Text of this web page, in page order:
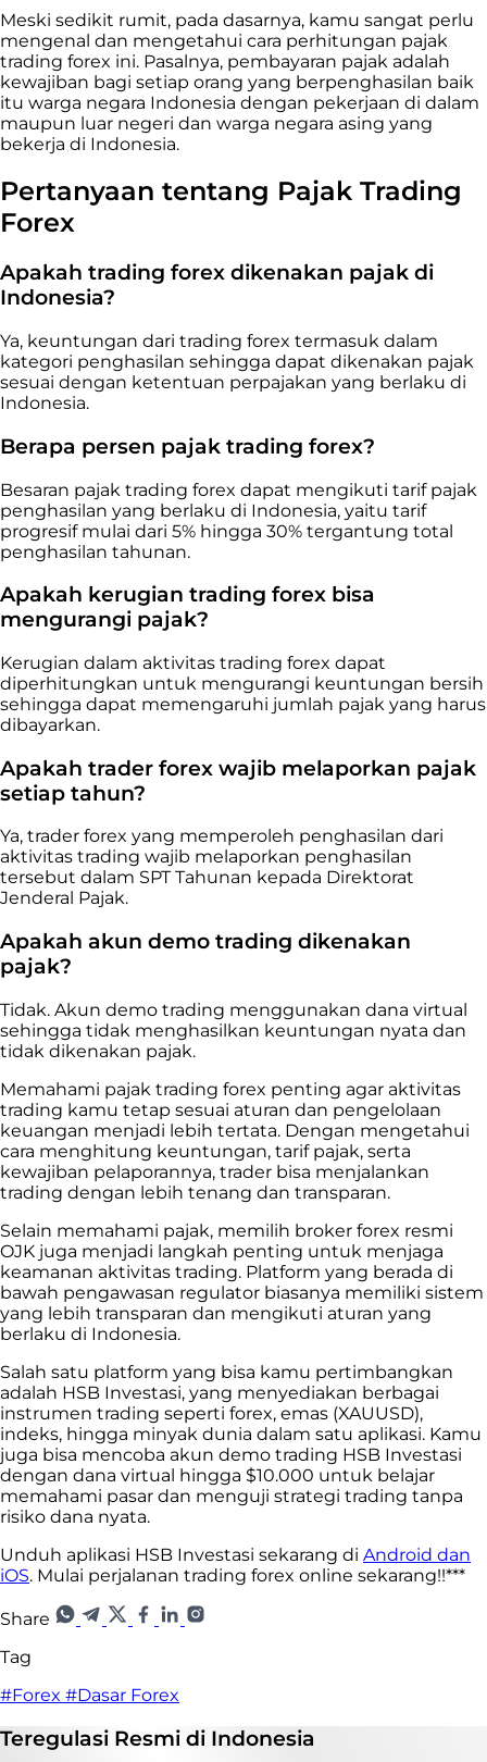
Meski sedikit rumit, pada dasarnya, kamu sangat perlu
mengenal dan mengetahui cara perhitungan pajak
trading forex ini. Pasalnya, pembayaran pajak adalah
kewajiban bagi setiap orang yang berpenghasilan baik
itu warga negara Indonesia dengan pekerjaan di dalam
maupun luar negeri dan warga negara asing yang
bekerja di Indonesia.
Pertanyaan tentang Pajak Trading
Forex
Apakah trading forex dikenakan pajak di
Indonesia?
Ya, keuntungan dari trading forex termasuk dalam
kategori penghasilan sehingga dapat dikenakan pajak
sesuai dengan ketentuan perpajakan yang berlaku di
Indonesia.
Berapa persen pajak trading forex?
Besaran pajak trading forex dapat mengikuti tarif pajak
penghasilan yang berlaku di Indonesia, yaitu tarif
progresif mulai dari 5% hingga 30% tergantung total
penghasilan tahunan.
Apakah kerugian trading forex bisa
mengurangi pajak?
Kerugian dalam aktivitas trading forex dapat
diperhitungkan untuk mengurangi keuntungan bersih
sehingga dapat memengaruhi jumlah pajak yang harus
dibayarkan.
Apakah trader forex wajib melaporkan pajak
setiap tahun?
Ya, trader forex yang memperoleh penghasilan dari
aktivitas trading wajib melaporkan penghasilan
tersebut dalam SPT Tahunan kepada Direktorat
Jenderal Pajak.
Apakah akun demo trading dikenakan
pajak?
Tidak. Akun demo trading menggunakan dana virtual
sehingga tidak menghasilkan keuntungan nyata dan
tidak dikenakan pajak.
Memahami pajak trading forex penting agar aktivitas
trading kamu tetap sesuai aturan dan pengelolaan
keuangan menjadi lebih tertata. Dengan mengetahui
cara menghitung keuntungan, tarif pajak, serta
kewajiban pelaporannya, trader bisa menjalankan
trading dengan lebih tenang dan transparan.
Selain memahami pajak, memilih broker forex resmi
OJK juga menjadi langkah penting untuk menjaga
keamanan aktivitas trading. Platform yang berada di
bawah pengawasan regulator biasanya memiliki sistem
yang lebih transparan dan mengikuti aturan yang
berlaku di Indonesia.
Salah satu platform yang bisa kamu pertimbangkan
adalah HSB Investasi, yang menyediakan berbagai
instrumen trading seperti forex, emas (XAUUSD),
indeks, hingga minyak dunia dalam satu aplikasi. Kamu
juga bisa mencoba akun demo trading HSB Investasi
dengan dana virtual hingga $10.000 untuk belajar
memahami pasar dan menguji strategi trading tanpa
risiko dana nyata.
Unduh aplikasi HSB Investasi sekarang di Android dan
iOS. Mulai perjalanan trading forex online sekarang!!***
Share
Tag
#Forex #Dasar Forex
Teregulasi Resmi di Indonesia